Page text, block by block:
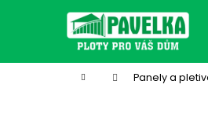
Domů Panely a
í
Zpět
do
Zpět
do